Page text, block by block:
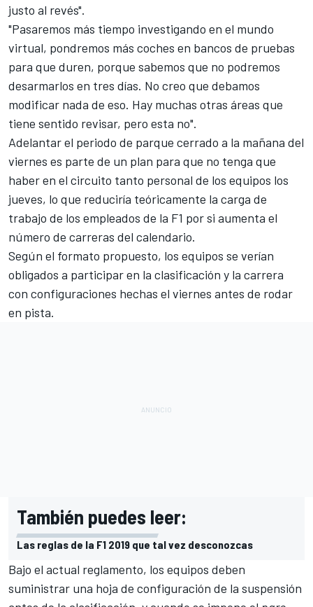
justo al revés".
"Pasaremos más tiempo investigando en el mundo
virtual, pondremos más coches en bancos de pruebas
para que duren, porque sabemos que no podremos
desarmarlos en tres días. No creo que debamos
modificar nada de eso. Hay muchas otras áreas que
tiene sentido revisar, pero esta no".
Adelantar el periodo de parque cerrado a la mañana del
viernes es parte de un plan para que no tenga que
haber en el circuito tanto personal de los equipos los
jueves, lo que reduciría teóricamente la carga de
trabajo de los empleados de la F1 por si aumenta el
número de carreras del calendario.
Según el formato propuesto, los equipos se verían
obligados a participar en la clasificación y la carrera
con configuraciones hechas el viernes antes de rodar
en pista.
También puedes leer:
Las reglas de la F1 2019 que tal vez desconozcas
Bajo el actual reglamento, los equipos deben
suministrar una hoja de configuración de la suspensión